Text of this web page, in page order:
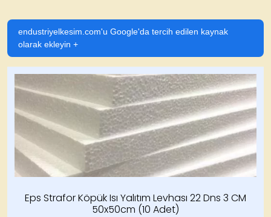
endustriyelkesim.com'u Google'da tercih edilen kaynak
olarak ekleyin +
Eps Strafor Köpük Isı Yalıtım Levhası 22 Dns 3 CM
50x50cm (10 Adet)